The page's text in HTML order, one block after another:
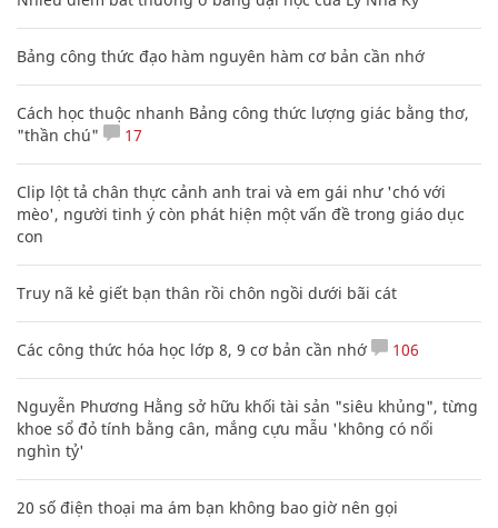
Bảng công thức đạo hàm nguyên hàm cơ bản cần nhớ
Cách học thuộc nhanh Bảng công thức lượng giác bằng thơ,
"thần chú"
17
Clip lột tả chân thực cảnh anh trai và em gái như 'chó với
mèo', người tinh ý còn phát hiện một vấn đề trong giáo dục
con
Truy nã kẻ giết bạn thân rồi chôn ngồi dưới bãi cát
Các công thức hóa học lớp 8, 9 cơ bản cần nhớ 106
Nguyễn Phương Hằng sở hữu khối tài sản "siêu khủng", từng
khoe sổ đỏ tính bằng cân, mắng cựu mẫu 'không có nổi
nghìn tỷ'
20 số điện thoại ma ám bạn không bao giờ nên gọi